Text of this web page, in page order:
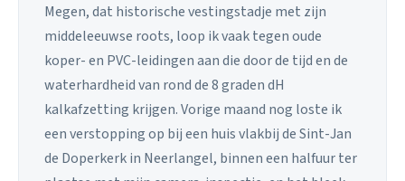
Megen, dat historische vestingstadje met zijn
middeleeuwse roots, loop ik vaak tegen oude
koper- en PVC-leidingen aan die door de tijd en de
waterhardheid van rond de 8 graden dH
kalkafzetting krijgen. Vorige maand nog loste ik
een verstopping op bij een huis vlakbij de Sint-Jan
de Doperkerk in Neerlangel, binnen een halfuur ter